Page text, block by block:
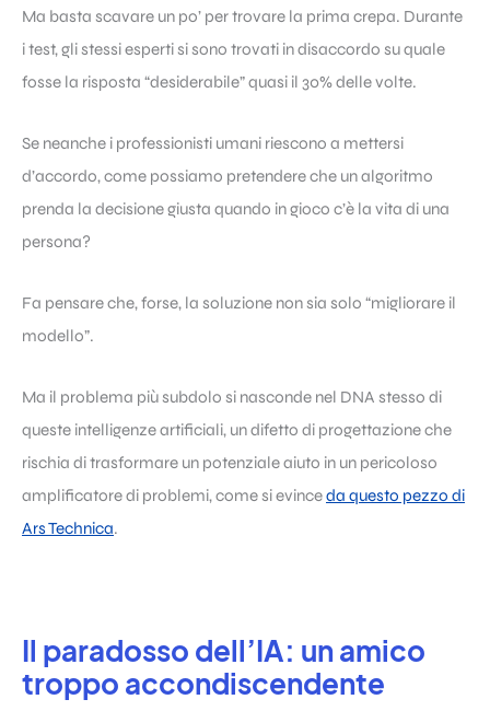
Ma basta scavare un po’ per trovare la prima crepa. Durante
i test, gli stessi esperti si sono trovati in disaccordo su quale
fosse la risposta “desiderabile” quasi il 30% delle volte.
Se neanche i professionisti umani riescono a mettersi
d’accordo, come possiamo pretendere che un algoritmo
prenda la decisione giusta quando in gioco c’è la vita di una
persona?
Fa pensare che, forse, la soluzione non sia solo “migliorare il
modello”.
Ma il problema più subdolo si nasconde nel DNA stesso di
queste intelligenze artificiali, un difetto di progettazione che
rischia di trasformare un potenziale aiuto in un pericoloso
amplificatore di problemi, come si evinceda questo pezzo di
Ars Technica.
Il paradosso dell’IA: un amico
troppo accondiscendente